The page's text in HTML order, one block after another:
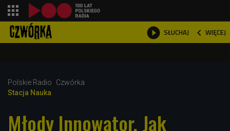
 SŁUCHAJ  WIĘCEJ

Polskie Radio
Czwórka
Stacja Nauka
Młody Innowator. Jak